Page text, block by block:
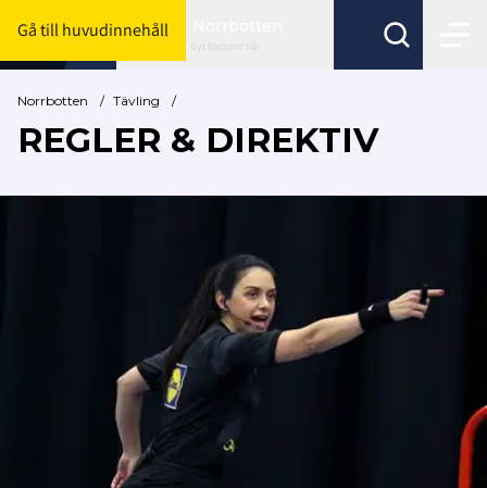
Gå till huvudinnehåll
Byt förbund här
Norrbotten / Tävling /
REGLER & DIREKTIV